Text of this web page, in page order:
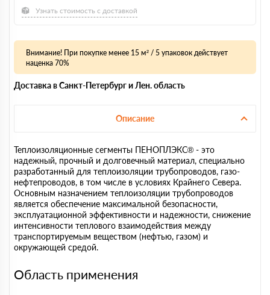
Узнать стоимость с доставкой
Внимание! При покупке менее 15 м² / 5 упаковок действует
наценка 70%
Доставка в Санкт-Петербург и Лен. область
Описание
Теплоизоляционные сегменты ПЕНОПЛЭКС® - это
надежный, прочный и долговечный материал, специально
разработанный для теплоизоляции трубопроводов, газо-
нефтепроводов, в том числе в условиях Крайнего Севера.
Основным назначением теплоизоляции трубопроводов
является обеспечение максимальной безопасности,
эксплуатационной эффективности и надежности, снижение
интенсивности теплового взаимодействия между
транспортируемым веществом (нефтью, газом) и
окружающей средой.
Область применения